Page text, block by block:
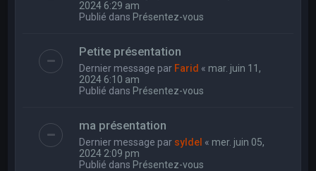
2024 6:29 am
Publié dans Présentez-vous
Petite présentation
Dernier message par Farid « mar. juin 11,
2024 6:10 am
Publié dans Présentez-vous
ma présentation
Dernier message par syldel « mer. juin 05,
2024 2:09 pm
Publié dans Présentez-vous